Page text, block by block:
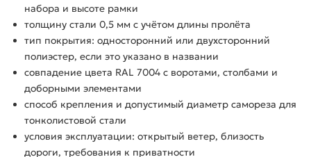
набора и высоте рамки
толщину стали 0,5 мм с учётом длины пролёта
тип покрытия: односторонний или двухсторонний
полиэстер, если это указано в названии
совпадение цвета RAL 7004 с воротами, столбами и
доборными элементами
способ крепления и допустимый диаметр самореза для
тонколистовой стали
условия эксплуатации: открытый ветер, близость
дороги, требования к приватности